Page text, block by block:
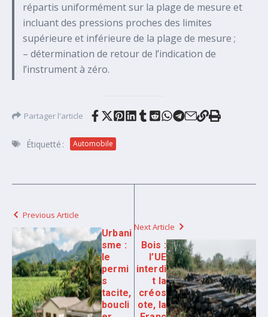
répartis uniformément sur la plage de mesure et
incluant des pressions proches des limites
supérieure et inférieure de la plage de mesure ;
– détermination de retour de l’indication de
l’instrument à zéro.
Partager l'article
Étiquetté : Automobile
Previous Article
Urbani
sme :
le
permi
s
tacite,
boucli
Next Article
Bois :
l’UE
interdi
t la
créos
ote, la